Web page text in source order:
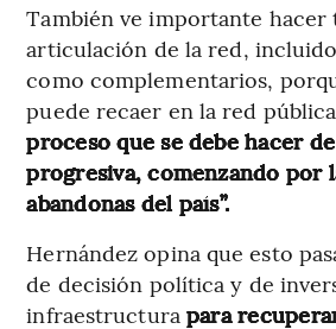
También ve importante hacer
articulación de la red,
como complementarios,
puede recaer en la red
proceso que se debe hacer
progresiva, comenzando por
abandonas del país”.
Hernández opina que esto
de decisión política y de
infraestructura para